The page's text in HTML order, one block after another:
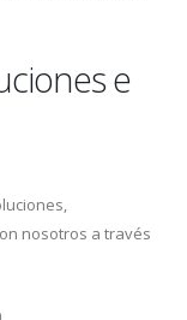
e
nosotros a través